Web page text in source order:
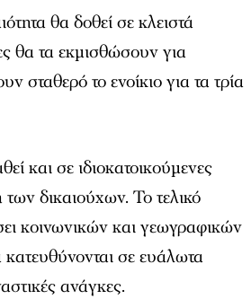
θα δοθεί σε κλειστά
θα τα εκμισθώσουν για
σταθερό το ενοίκιο για τα τρία
και σε ιδιοκατοικούμενες
δικαιούχων. Το τελικό
κοινωνικών και γεωγραφικών
κατευθύνονται σε ευάλωτα
ανάγκες.